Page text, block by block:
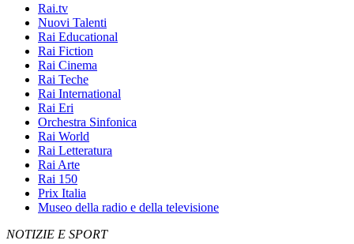
Rai.tv
Nuovi Talenti
Rai Educational
Rai Fiction
Rai Cinema
Rai Teche
Rai International
Rai Eri
Orchestra Sinfonica
Rai World
Rai Letteratura
Rai Arte
Rai 150
Prix Italia
Museo della radio e della televisione
NOTIZIE E SPORT